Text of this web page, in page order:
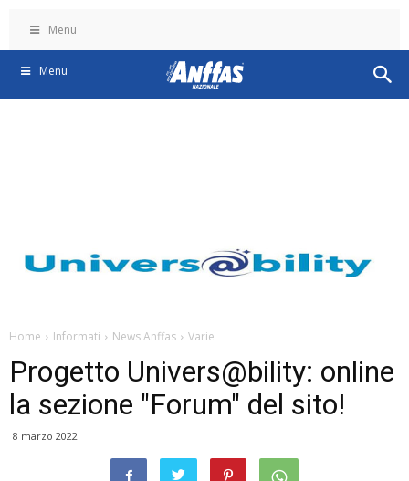
Menu
Menu
Home Informati News Anffas Varie
Progetto Univers@bility: online
la sezione "Forum" del sito!
8 marzo 2022